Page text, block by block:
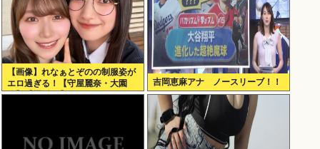
【画像】れなぁとぞのの制服姿が
エロ過ぎる！【守屋麗奈・大園
玲】【櫻坂46】
吉岡恵麻アナ ノースリーブ！！